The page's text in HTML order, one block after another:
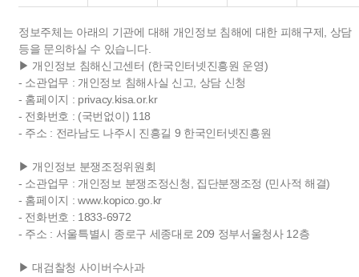
정보주체는 아래의 기관에 대해 개인정보 침해에 대한 피해구제, 상담
등을 문의하실 수 있습니다.
▶ 개인정보 침해신고센터 (한국인터넷진흥원 운영)
- 소관업무 : 개인정보 침해사실 신고, 상담 신청
- 홈페이지 : privacy.kisa.or.kr
- 전화번호 : (국번없이) 118
- 주소 : 전라남도 나주시 진흥길 9 한국인터넷진흥원
▶ 개인정보 분쟁조정위원회
- 소관업무 : 개인정보 분쟁조정신청, 집단분쟁조정 (민사적 해결)
- 홈페이지 : www.kopico.go.kr
- 전화번호 : 1833-6972
- 주소 : 서울특별시 종로구 세종대로 209 정부서울청사 12층
▶ 대검찰청 사이버수사과